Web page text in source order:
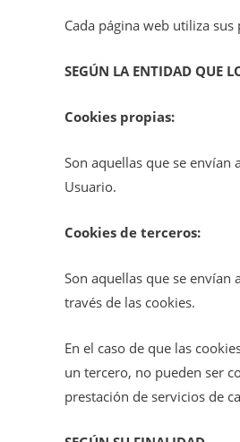
Cada página web utiliza
SEGÚN LA ENTIDAD QUE
Cookies propias:
Son aquellas que se
Usuario.
Cookies de terceros:
Son aquellas que se
través de las cookies.
En el caso de que las
un tercero, no pueden ser
prestación de servicios de